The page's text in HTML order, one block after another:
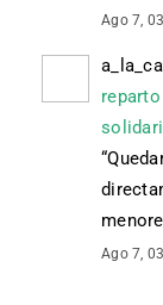
Ago 7,
“
Ago 7,